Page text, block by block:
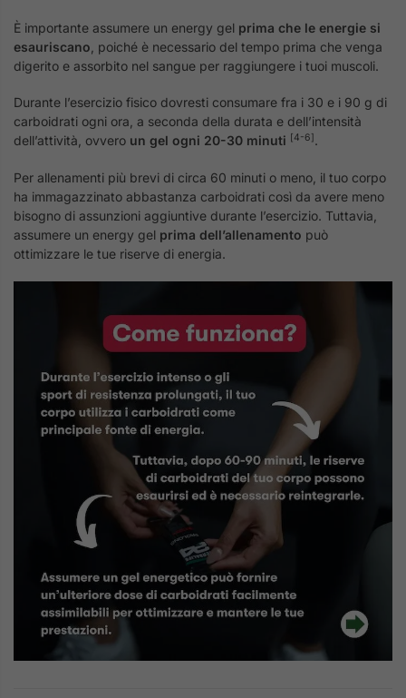
È importante assumere un energy gel prima che le energie si
esauriscano , poiché è necessario del tempo prima che venga
digerito e assorbito nel sangue per raggiungere i tuoi muscoli.
Durante l’esercizio fisico dovresti consumare fra i 30 e i 90 g di
carboidrati ogni ora, a seconda della durata e dell’intensità
dell’attività, ovvero un gel ogni 20-30 minuti [4-6].
Per allenamenti più brevi di circa 60 minuti o meno, il tuo corpo
ha immagazzinato abbastanza carboidrati così da avere meno
bisogno di assunzioni aggiuntive durante l’esercizio. Tuttavia,
assumere un energy gel prima dell’allenamento può
ottimizzare le tue riserve di energia.